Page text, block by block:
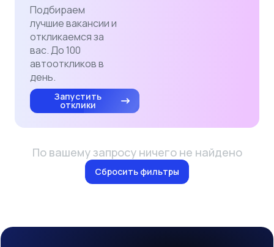
Подбираем
лучшие вакансии и
откликаемся за
вас. До 100
автооткликов в
день.
Запустить
отклики
По вашему запросу ничего не найдено
Сбросить фильтры